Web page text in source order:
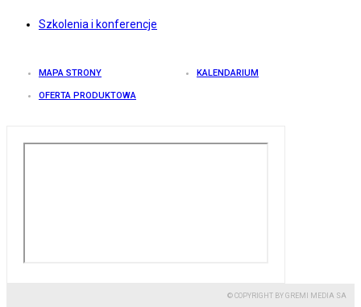
Szkolenia i konferencje
MAPA STRONY KALENDARIUM
OFERTA PRODUKTOWA
© COPYRIGHT BY GREMI MEDIA SA